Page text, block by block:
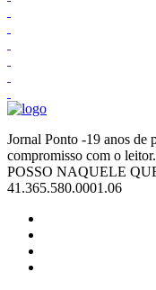
Jornal Ponto -19 anos de
compromisso com o
POSSO NAQUELE
41.365.580.0001.06